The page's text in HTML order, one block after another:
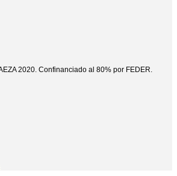
2020. Confinanciado al 80% por FEDER.